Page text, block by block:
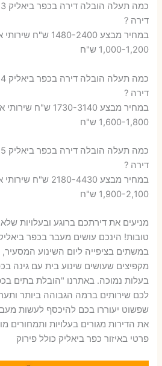
דירה ?
במחיר מבצע 1480-
1,000-1,200 ש"ח
דירה ?
במחיר מבצע 1730-
1,600-1,800 ש"ח
דירה ?
במחיר מבצע 2180-
1,900-2,100 ש"ח
מניעים את דירתכם ברוגע ובעלויות
טובות! הינכם עושים מעבר בכפר
במשתים בציפייה ליום השינוע
מקפיצים שעושים שינוע בית עם גינה
בעלות נמוכה. באתרנו "הובלת בתים
לכם שירותים ברמה הגבוהה ביותר
שפשוט יעוררו בכם להיכסף לעשות
את הדירות מגורים בעלויות ותמחורים
פרטי באיזור כפר ביאליק כולל פירוק